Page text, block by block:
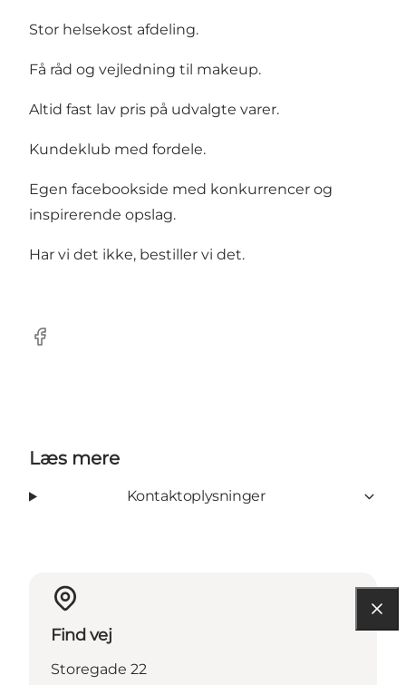
Stor helsekost afdeling.
Få råd og vejledning til makeup.
Altid fast lav pris på udvalgte varer.
Kundeklub med fordele.
Egen facebookside med konkurrencer og
inspirerende opslag.
Har vi det ikke, bestiller vi det.
Facebook
Læs mere
Kontaktoplysninger
Find vej
Storegade 22